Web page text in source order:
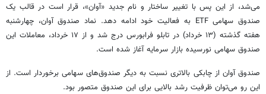
می‌شد، از این پس با تغییر ساختار و نام جدید «آوان»، قرار است در قالب یک
صندوق سهامی ETF به فعالیت خود ادامه دهد. نماد صندوق آوان، چهارشنبه
هفته گذشته (۱۳ خرداد) در تابلو فرابورس درج شد و از ۱۷ خرداد، معاملات این
صندوق سهامی نورسیده بازار سرمایه آغاز شده است.
صندوق آوان از چابکی بالاتری نسبت به دیگر صندوق‌های سهامی برخوردار است. از
این رو می‌توان ظرفیت رشد بالایی برای این صندوق متصور بود.